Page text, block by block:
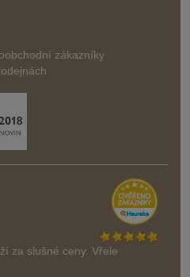
zákazníky
za slušné ceny. Vřele